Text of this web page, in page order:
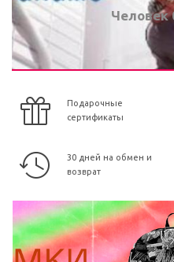
Человек
Подарочные
сертификаты
30 дней на обмен и
возврат